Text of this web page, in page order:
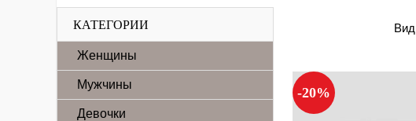
Вид
-20%
КАТЕГОРИИ
Женщины
Мужчины
Девочки